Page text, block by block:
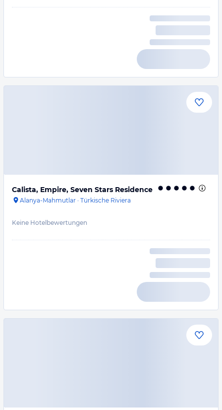
Calista, Empire, Seven Stars Residence
Alanya-Mahmutlar · Türkische Riviera
Keine Hotelbewertungen